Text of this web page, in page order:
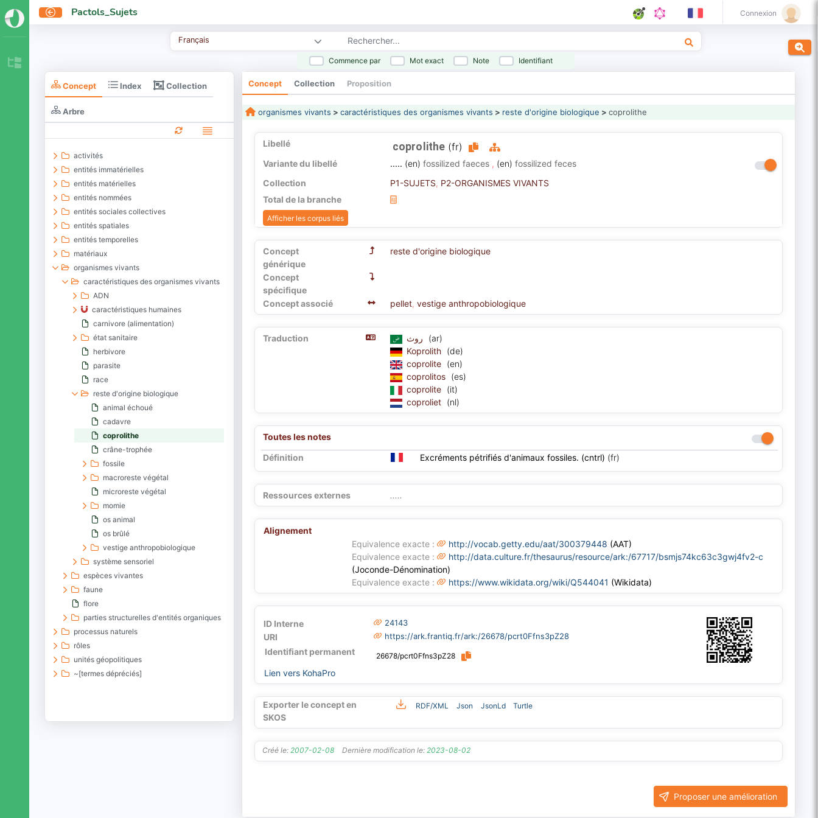
Pactols_Sujets Connexion
Français
Commence par Mot exact Note Identifiant
Concept Index Collection
Arbre
activités
entités immatérielles
entités matérielles
entités nommées
entités sociales collectives
entités spatiales
entités temporelles
matériaux
organismes vivants
caractéristiques des organismes vivants
ADN
caractéristiques humaines
carnivore (alimentation)
état sanitaire
herbivore
parasite
race
reste d'origine biologique
animal échoué
cadavre
coprolithe
crâne-trophée
fossile
macroreste végétal
microreste végétal
momie
os animal
os brûlé
vestige anthropobiologique
système sensoriel
espèces vivantes
faune
flore
parties structurelles d'entités organiques
processus naturels
rôles
unités géopolitiques
~[termes dépréciés]
Concept Collection Proposition
organismes vivants > caractéristiques des organismes vivants > reste d'origine biologique > coprolithe
Libellé coprolithe (fr)
Variante du libellé ..... (en) fossilized faeces, (en) fossilized feces
Collection
P1-SUJETS P2-ORGANISMES VIVANTS
Total de la branche
Afficher les corpus liés
Concept
générique
reste d'origine biologique
Concept
spécifique
Concept associé
pellet, vestige anthropobiologique
Traduction
(ar)
Koprolith (de)
coprolite (en)
coprolitos (es)
coprolite (it)
coproliet (nl)
Toutes les notes
Définition
Excréments pétrifiés d'animaux fossiles. (cntrl) (fr)
Ressources externes .....
Alignement
Equivalence exacte :
http://vocab.getty.edu/aat/300379448 (AAT)
Equivalence exacte :
http://data.culture.fr/thesaurus/resource/ark:/67717/bsmjs74kc63c3gwj4fv2-c
(Joconde-Dénomination)
Equivalence exacte :
https://www.wikidata.org/wiki/Q544041 (Wikidata)
ID Interne 24143
URI https://ark.frantiq.fr/ark:/26678/pcrt0Ffns3pZ28
Identifiant permanent 26678/pcrt0Ffns3pZ28
Lien vers KohaPro
Exporter le concept en
SKOS
RDF/XML Json JsonLd Turtle
Créé le: 2007-02-08 Dernière modification le: 2023-08-02
Proposer une amélioration